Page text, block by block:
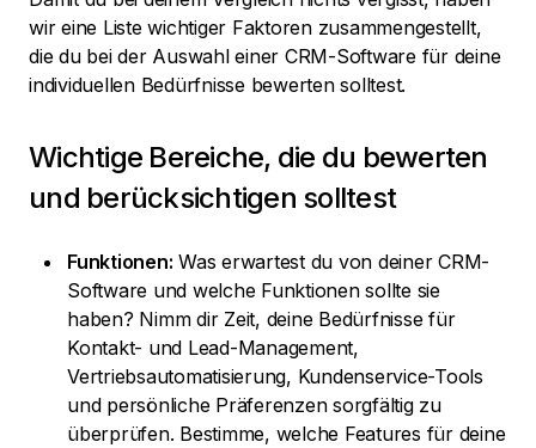
wir eine Liste wichtiger Faktoren zusammengestellt,
die du bei der Auswahl einer CRM-Software für deine
individuellen Bedürfnisse bewerten solltest.
Wichtige Bereiche, die du bewerten
und berücksichtigen solltest
Funktionen: Was erwartest du von deiner CRM-
Software und welche Funktionen sollte sie
haben? Nimm dir Zeit, deine Bedürfnisse für
Kontakt- und Lead-Management,
Vertriebsautomatisierung, Kundenservice-Tools
und persönliche Präferenzen sorgfältig zu
überprüfen. Bestimme, welche Features für deine